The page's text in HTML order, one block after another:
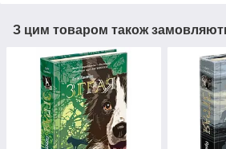
З цим товаром також